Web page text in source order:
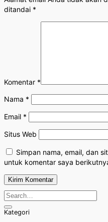
ditandai *
Komentar *
Nama *
Email *
Situs Web
Simpan nama, email, dan
untuk komentar saya
Kategori